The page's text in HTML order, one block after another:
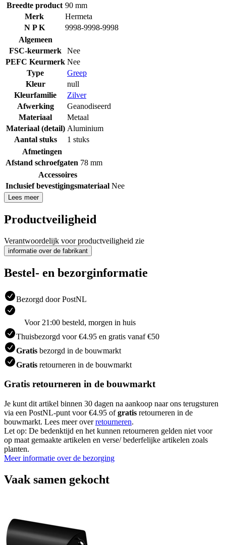
Breedte product 90 mm
Merk
Hermeta
N P K
9998-9998-9998
Algemeen
FSC-keurmerk
Nee
PEFC Keurmerk Nee
Type
Greep
Kleur
null
Kleurfamilie
Zilver
Afwerking
Geanodiseerd
Materiaal
Metaal
Materiaal (detail) Aluminium
Aantal stuks
1 stuks
Afmetingen
Afstand schroefgaten 78 mm
Accessoires
Inclusief bevestigingsmateriaal Nee
Lees meer
Productveiligheid
Verantwoordelijk voor productveiligheid zie
informatie over de fabrikant
Bestel- en bezorginformatie
Bezorgd door PostNL
Voor 21:00 besteld, morgen in huis
Thuisbezorgd voor €4.95 en gratis vanaf €50
Gratis bezorgd in de bouwmarkt
Gratis retourneren in de bouwmarkt
Gratis retourneren in de bouwmarkt
Je kunt dit artikel binnen 30 dagen na aankoop naar ons terugsturen
via een PostNL-punt voor €4.95 ofgratis retourneren in de
bouwmarkt. Lees meer overretourneren.
Let op: De bedenktijd en het kunnen retourneren gelden niet voor
op maat gemaakte artikelen en verse/ bederfelijke artikelen zoals
planten.
Meer informatie over de bezorging
Vaak samen gekocht